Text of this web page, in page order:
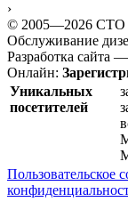
›
© 2005—2026
Обслуживание
Разработка сайта
Онлайн:
Уникальных
посетителей
Пользовательское